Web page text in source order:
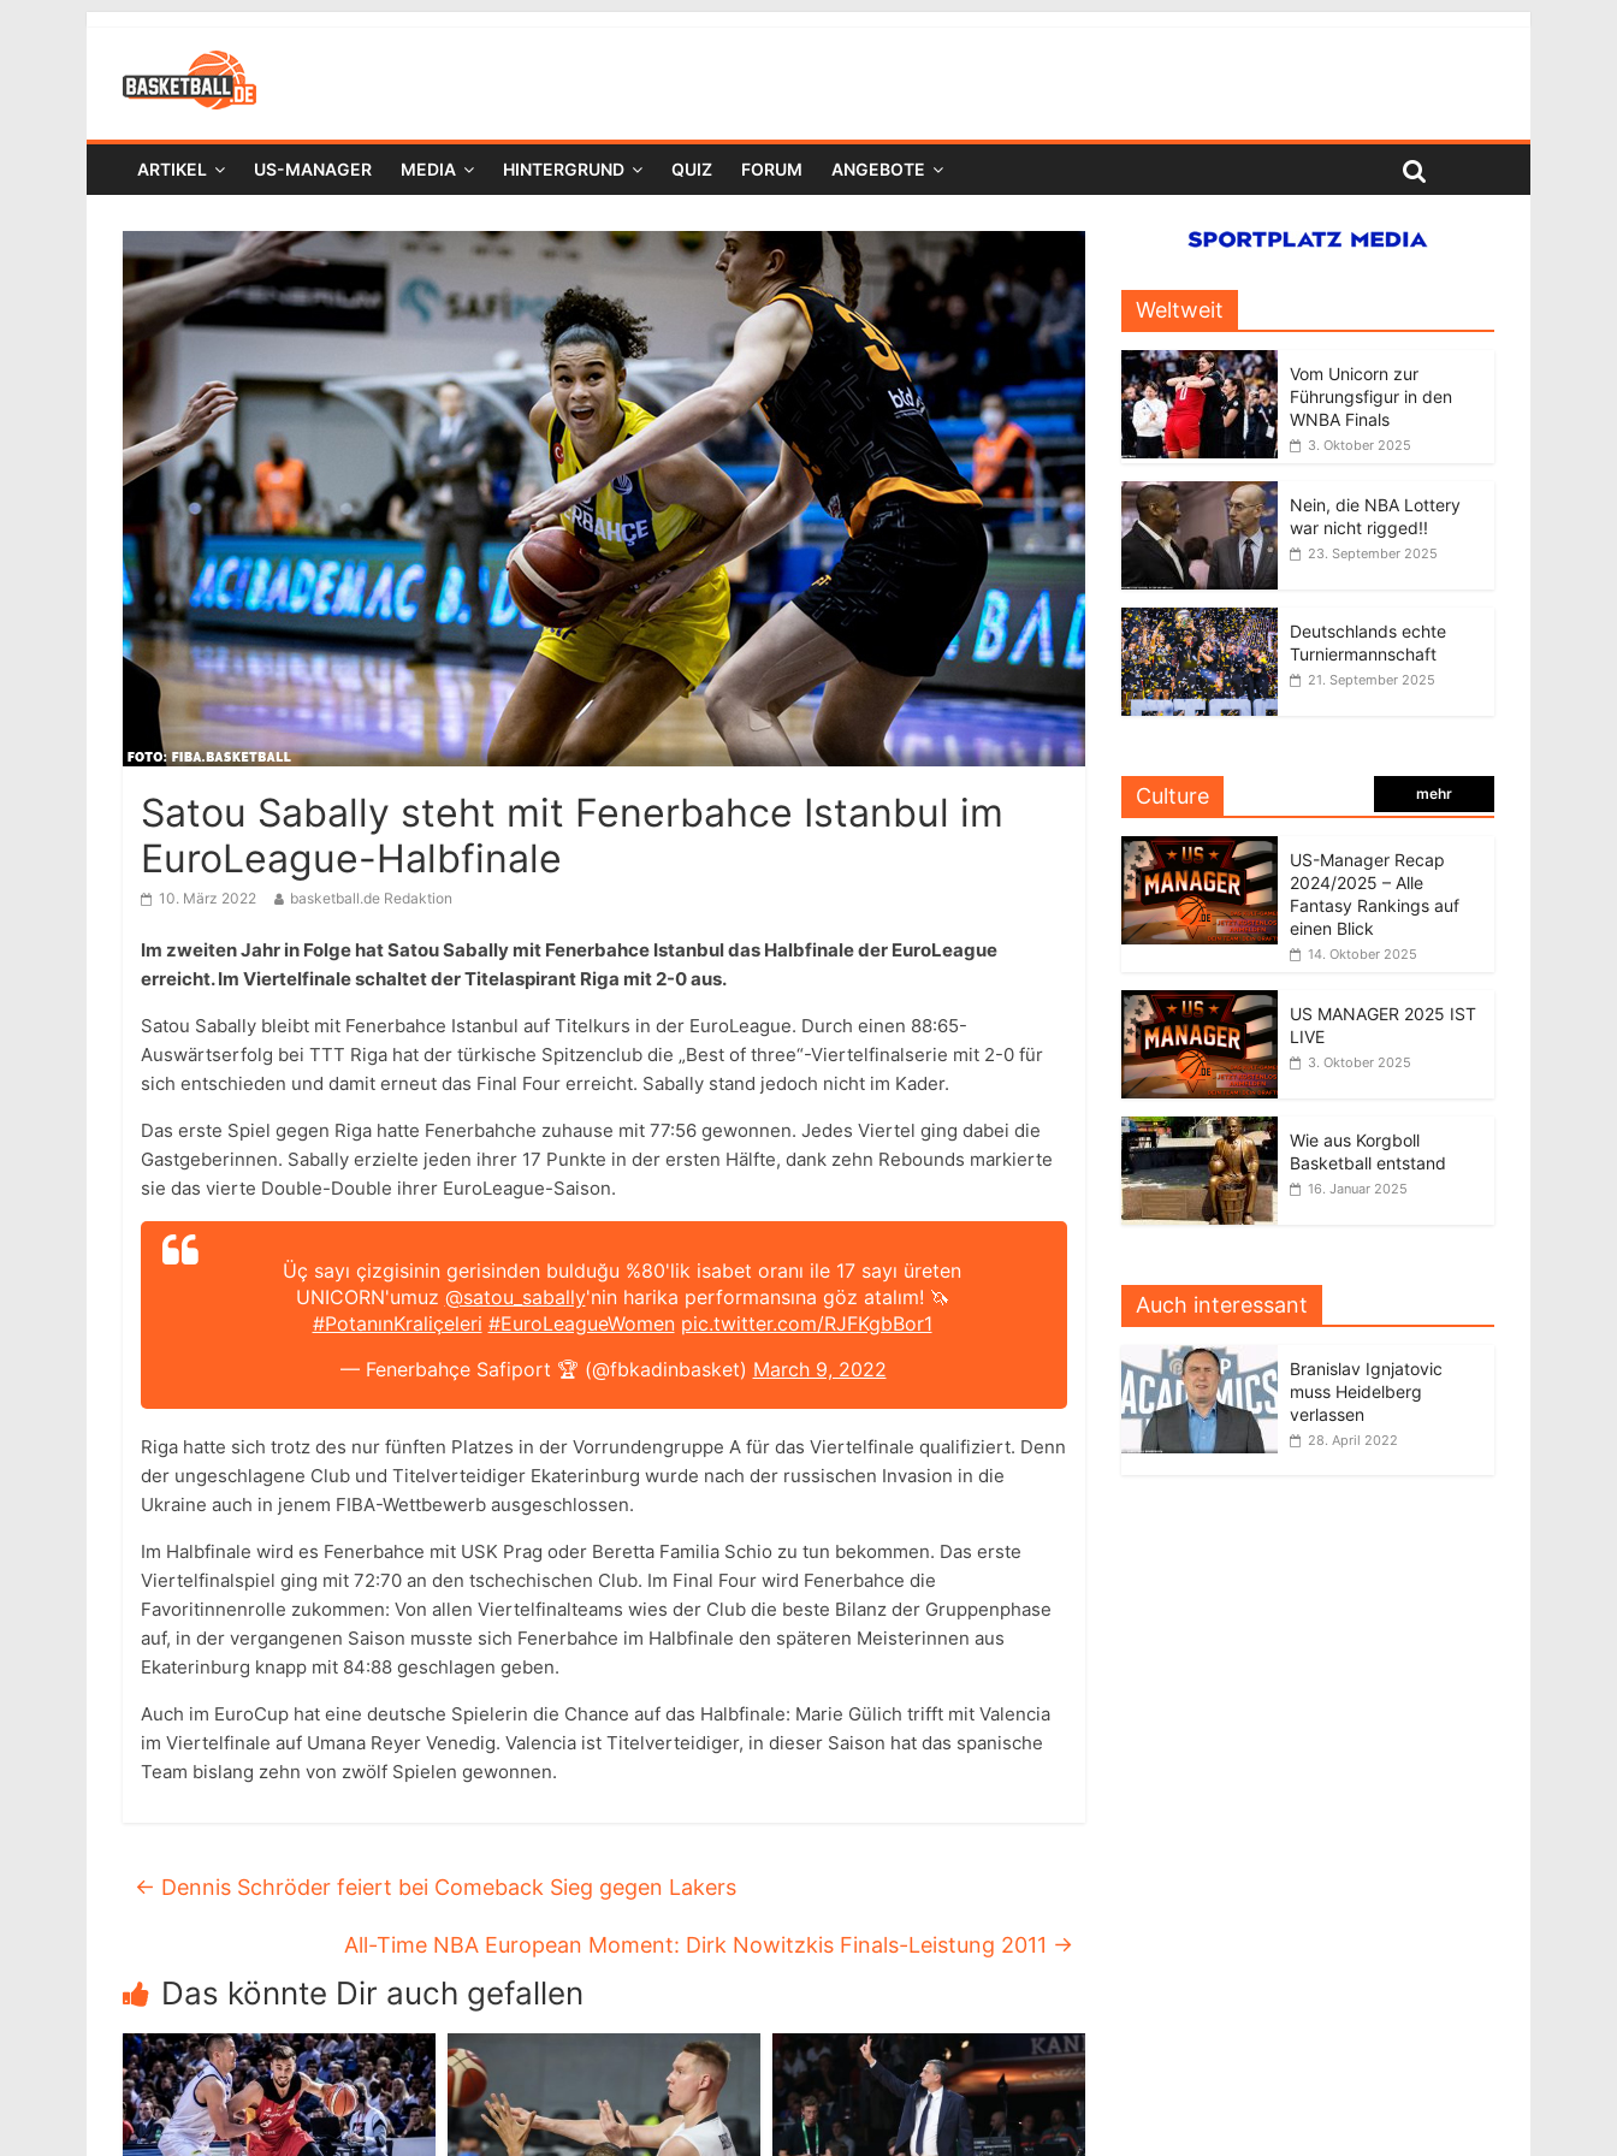
ARTIKEL US-MANAGER MEDIA HINTERGRUND QUIZ FORUM ANGEBOTE
Satou Sabally steht mit Fenerbahce Istanbul im
EuroLeague-Halbfinale
10. März 2022 basketball.de Redaktion
Im zweiten Jahr in Folge hat Satou Sabally mit Fenerbahce Istanbul das Halbfinale der EuroLeague
erreicht. Im Viertelfinale schaltet der Titelaspirant Riga mit 2-0 aus.
Satou Sabally bleibt mit Fenerbahce Istanbul auf Titelkurs in der EuroLeague. Durch einen 88:65-
Auswärtserfolg bei TTT Riga hat der türkische Spitzenclub die „Best of three“-Viertelfinalserie mit 2-0 für
sich entschieden und damit erneut das Final Four erreicht. Sabally stand jedoch nicht im Kader.
Das erste Spiel gegen Riga hatte Fenerbahche zuhause mit 77:56 gewonnen. Jedes Viertel ging dabei die
Gastgeberinnen. Sabally erzielte jeden ihrer 17 Punkte in der ersten Hälfte, dank zehn Rebounds markierte
sie das vierte Double-Double ihrer EuroLeague-Saison.
Üç sayı çizgisinin gerisinden bulduğu %80'lik isabet oranı ile 17 sayı üreten
UNICORN'umuz @satou_sabally'nin harika performansına göz atalım! 🦄
#PotanınKraliçeleri #EuroLeagueWomen pic.twitter.com/RJFKgbBor1
— Fenerbahçe Safiport 🏆 (@fbkadinbasket) March 9, 2022
Riga hatte sich trotz des nur fünften Platzes in der Vorrundengruppe A für das Viertelfinale qualifiziert. Denn
der ungeschlagene Club und Titelverteidiger Ekaterinburg wurde nach der russischen Invasion in die
Ukraine auch in jenem FIBA-Wettbewerb ausgeschlossen.
Im Halbfinale wird es Fenerbahce mit USK Prag oder Beretta Familia Schio zu tun bekommen. Das erste
Viertelfinalspiel ging mit 72:70 an den tschechischen Club. Im Final Four wird Fenerbahce die
Favoritinnenrolle zukommen: Von allen Viertelfinalteams wies der Club die beste Bilanz der Gruppenphase
auf, in der vergangenen Saison musste sich Fenerbahce im Halbfinale den späteren Meisterinnen aus
Ekaterinburg knapp mit 84:88 geschlagen geben.
Auch im EuroCup hat eine deutsche Spielerin die Chance auf das Halbfinale: Marie Gülich trifft mit Valencia
im Viertelfinale auf Umana Reyer Venedig. Valencia ist Titelverteidiger, in dieser Saison hat das spanische
Team bislang zehn von zwölf Spielen gewonnen.
← Dennis Schröder feiert bei Comeback Sieg gegen Lakers
All-Time NBA European Moment: Dirk Nowitzkis Finals-Leistung 2011 →
Das könnte Dir auch gefallen
Weltweit
Vom Unicorn zur
Führungsfigur in den
WNBA Finals
3. Oktober 2025
Nein, die NBA Lottery
war nicht rigged!!
23. September 2025
Deutschlands echte
Turniermannschaft
21. September 2025
Culture mehr
US-Manager Recap
2024/2025 – Alle
Fantasy Rankings auf
einen Blick
14. Oktober 2025
US MANAGER 2025 IST
LIVE
3. Oktober 2025
Wie aus Korgboll
Basketball entstand
16. Januar 2025
Auch interessant
Branislav Ignjatovic
muss Heidelberg
verlassen
28. April 2022